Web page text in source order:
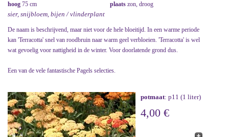
hoog 75 cm plaats zon, droog
sier, snijbloem, bijen / vlinderplant
De naam is beschrijvend, maar niet voor de hele bloeitijd. In een warme periode
kan 'Terracotta' snel van roodbruin naar warm geel verbloeien. 'Terracotta' is wel
wat gevoelig voor nattigheid in de winter. Voor doorlatende grond dus.
Een van de vele fantastische Pagels selecties.
potmaat: p11 (1 liter)
4,00 €